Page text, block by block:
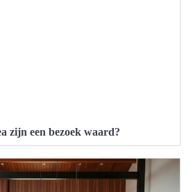
zijn een bezoek waard?